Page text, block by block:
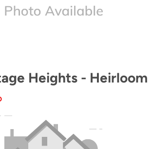
Heights - Heirloom